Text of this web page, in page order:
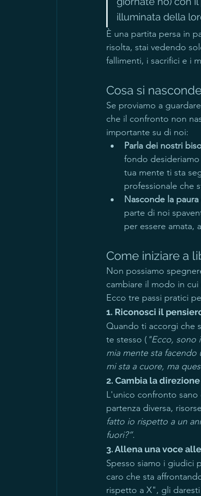
illuminata della
È una partita persa in
risolta, stai vedendo
fallimenti, i sacrifici e i
Cosa si
Se proviamo a
che il confronto non
importante su di noi:
Parla dei nostri
fondo desideriamo
tua mente ti sta
professionale che
Nasconde la
parte di noi
per essere amata,
Come iniziare a
Non possiamo
cambiare il modo in
Ecco tre passi pratici
1. Riconosci il
Quando ti accorgi che
te stesso ( "Ecco, sono
mia mente sta
mi sta a cuore, ma
2. Cambia la
L'unico confronto
partenza diversa,
fatto io rispetto a un
fuori?”.
3. Allena una voce
Spesso siamo i giudici
caro che sta
rispetto a X", gli